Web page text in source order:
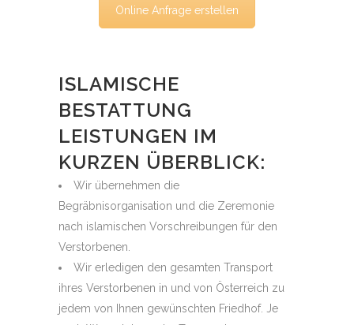
Online Anfrage erstellen
ISLAMISCHE
BESTATTUNG
LEISTUNGEN IM
KURZEN ÜBERBLICK:
Wir übernehmen die
Begräbnisorganisation und die Zeremonie
nach islamischen Vorschreibungen für den
Verstorbenen.
Wir erledigen den gesamten Transport
ihres Verstorbenen in und von Österreich zu
jedem von Ihnen gewünschten Friedhof. Je